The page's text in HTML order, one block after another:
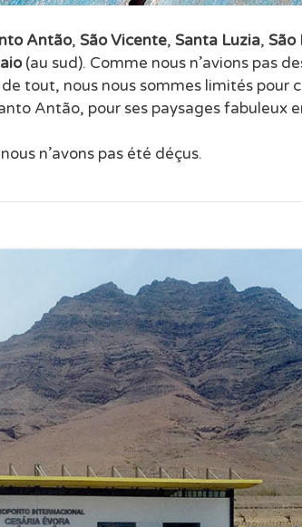
Antão, São Vicente, Santa Luzia, São
(au sud). Comme nous n’avions pas
tout, nous nous sommes limités pour
Antão, pour ses paysages fabuleux
n’avons pas été déçus.